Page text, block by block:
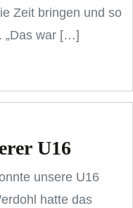
Zeit bringen und so
„Das war […]
U16
unsere U16
hatte das